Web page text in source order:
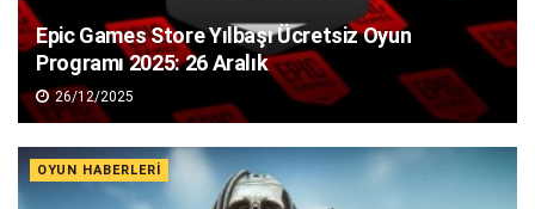
Epic Games Store Yılbaşı Ücretsiz Oyun
Programı 2025: 26 Aralık
26/12/2025
OYUN HABERLERI